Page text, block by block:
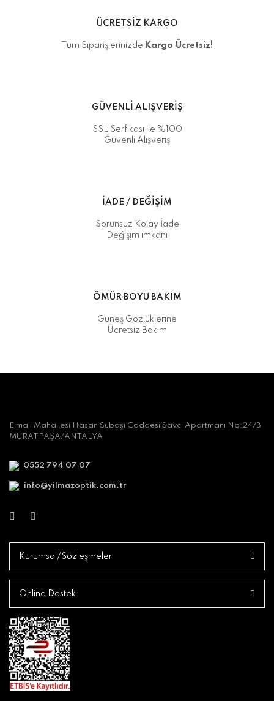
ÜCRETSİZ KARGO
Tüm Siparişlerinizde Kargo Ücretsiz!
GÜVENLİ ALIŞVERİŞ
SSL Serfikası ile %100
Güvenli Alışveriş
İADE / DEĞİŞİM
Sorunsuz Kolay İade
Değişim imkanı
ÖMÜR BOYU BAKIM
Güneş Gözlüklerine
Ücretsiz Bakım
Elmalı Mahallesi Hasan Subaşı Caddesi Savcı Apartmanı No:24/B
MURATPAŞA/ANTALYA
0552 794 07 07
info@yilmazoptik.com.tr
Kurumsal/Sözleşmeler
Online Destek